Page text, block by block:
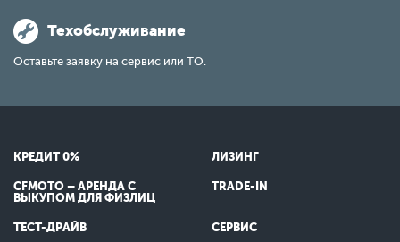
Техобслуживание
Оставьте заявку на сервис или ТО.
КРЕДИТ 0% ЛИЗИНГ
CFMOTO – АРЕНДА С
ВЫКУПОМ ДЛЯ ФИЗЛИЦ
TRADE-IN
ТЕСТ-ДРАЙВ СЕРВИС